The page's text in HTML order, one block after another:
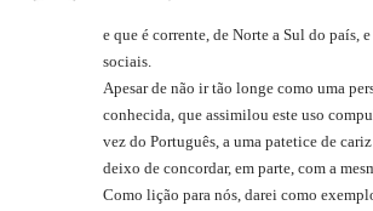
e que é corrente, de Norte a Sul do país, e
sociais.
Apesar de não ir tão longe como uma
conhecida, que assimilou este uso
vez do Português, a uma patetice de
deixo de concordar, em parte, com a
Como lição para nós, darei como